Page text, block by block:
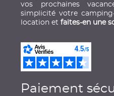
vos prochaines
simplicité votre
location etfaites-en une
Paiement